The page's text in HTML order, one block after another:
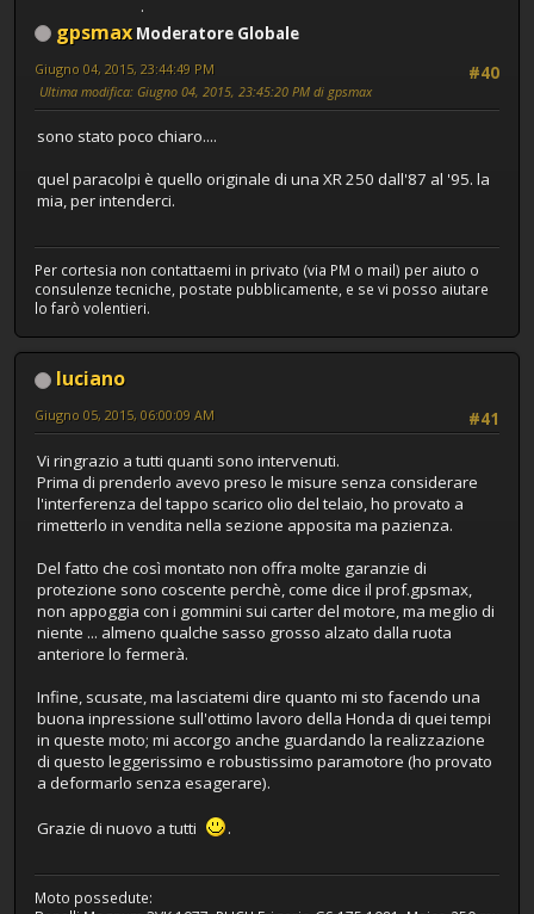
gpsmax Moderatore Globale
#40
Giugno 04, 2015, 23:44:49 PM
Ultima modifica: Giugno 04, 2015, 23:45:20 PM di gpsmax
sono stato poco chiaro....
quel paracolpi è quello originale di una XR 250 dall'87 al '95. la
mia, per intenderci.
Per cortesia non contattaemi in privato (via PM o mail) per aiuto o
consulenze tecniche, postate pubblicamente, e se vi posso aiutare
lo farò volentieri.
luciano
#41
Giugno 05, 2015, 06:00:09 AM
Vi ringrazio a tutti quanti sono intervenuti.
Prima di prenderlo avevo preso le misure senza considerare
l'interferenza del tappo scarico olio del telaio, ho provato a
rimetterlo in vendita nella sezione apposita ma pazienza.
Del fatto che così montato non offra molte garanzie di
protezione sono coscente perchè, come dice il prof.gpsmax,
non appoggia con i gommini sui carter del motore, ma meglio di
niente ... almeno qualche sasso grosso alzato dalla ruota
anteriore lo fermerà.
Infine, scusate, ma lasciatemi dire quanto mi sto facendo una
buona inpressione sull'ottimo lavoro della Honda di quei tempi
in queste moto; mi accorgo anche guardando la realizzazione
di questo leggerissimo e robustissimo paramotore (ho provato
a deformarlo senza esagerare).
Grazie di nuovo a tutti .
Moto possedute: